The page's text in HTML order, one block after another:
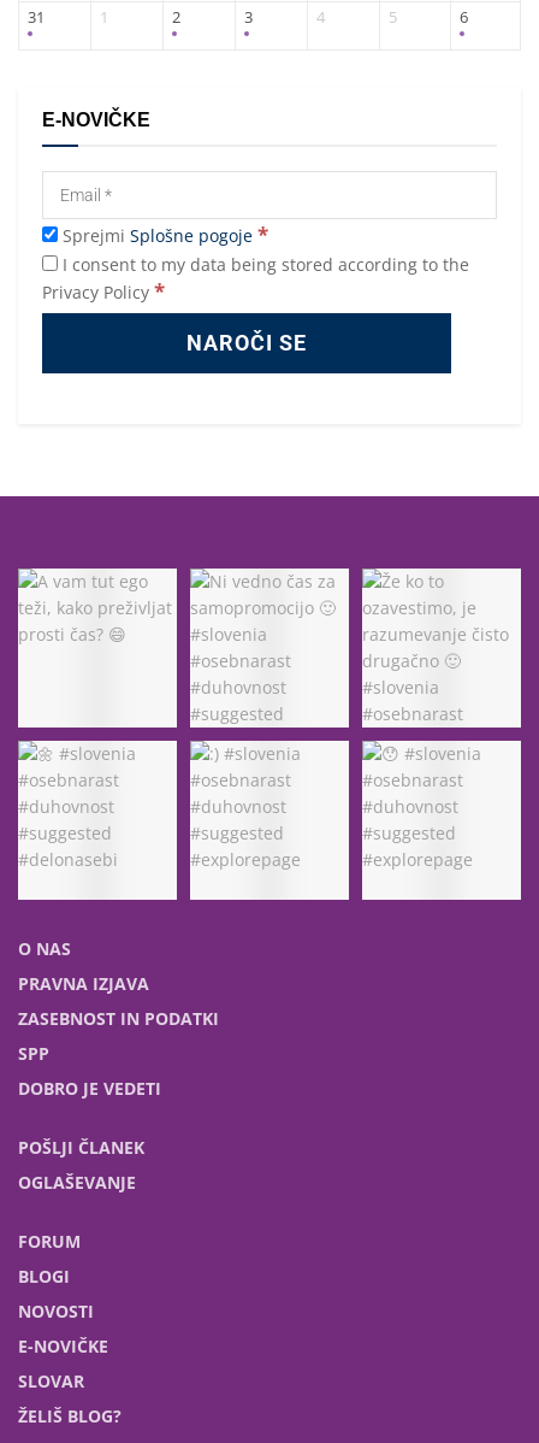
31 1 2 3 4 5 6
E-NOVIČKE
Sprejmi Splošne pogoje *
I consent to my data being stored according to the
Privacy Policy *
O NAS
PRAVNA IZJAVA
ZASEBNOST IN PODATKI
SPP
DOBRO JE VEDETI
POŠLJI ČLANEK
OGLAŠEVANJE
FORUM
BLOGI
NOVOSTI
E-NOVIČKE
SLOVAR
ŽELIŠ BLOG?